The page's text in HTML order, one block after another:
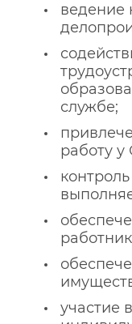
ведение
службе;
работу у
участие